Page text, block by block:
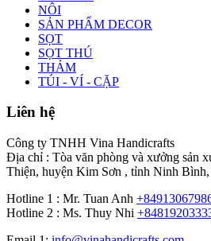
NÔI
SẢN PHẨM DECOR
SỌT
SỌT THÚ
THẢM
TÚI - VÍ - CẶP
Liên hệ
Công ty TNHH Vina Handicrafts
Địa chỉ : Tòa văn phòng và xưởng sản
Thiện, huyện Kim Sơn , tỉnh Ninh
Hotline 1 : Mr. Tuan Anh
Hotline 2 : Ms. Thuy Nhi